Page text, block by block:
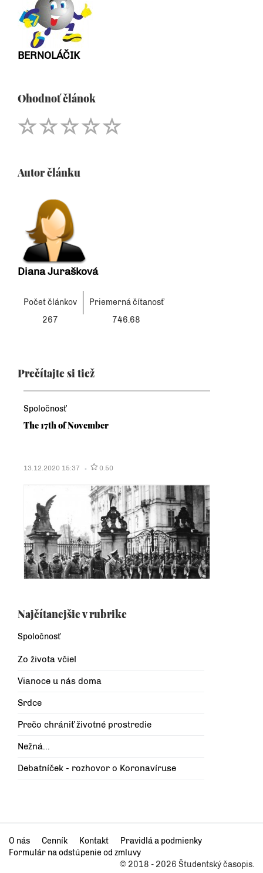
BERNOLÁČIK
Ohodnoť článok
Autor článku
Diana Jurašková
Počet článkov
Priemerná čítanosť
267
746.68
Prečítajte si tiež
Spoločnosť
The 17th of November
13.12.2020 15:37 0.50
Najčítanejšie v rubrike
Spoločnosť
Zo života včiel
Vianoce u nás doma
Srdce
Prečo chrániť životné prostredie
Nežná...
Debatníček - rozhovor o Koronavíruse
O nás Cenník Kontakt
Pravidlá a podmienky
Formulár na odstúpenie od zmluvy
© 2018 - 2026 Študentský časopis.